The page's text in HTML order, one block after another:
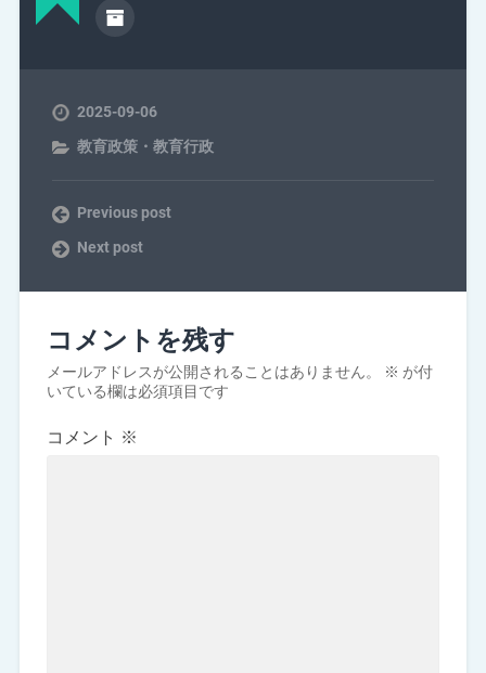
2025-09-06
教育政策・教育行政
Previous post
Next post
コメントを残す
メールアドレスが公開されることはありません。 ※ が付
いている欄は必須項目です
コメント ※